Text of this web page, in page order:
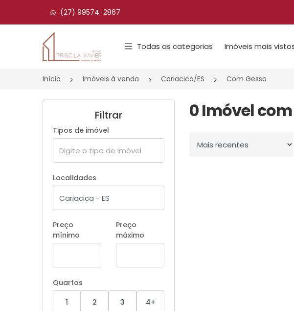
(27) 99574-2867
Página inicial
Todas as categorias Imóveis mais
Início Imóveis à venda Cariacica/ES Com Gesso
Filtrar
Tipos de imóvel
Localidades
Preço
mínimo
Preço
máximo
Quartos
1
2 3 4+
0 Imóvel com
Ordenar por